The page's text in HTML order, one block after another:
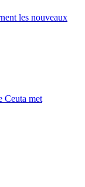
les nouveaux
Ceuta met